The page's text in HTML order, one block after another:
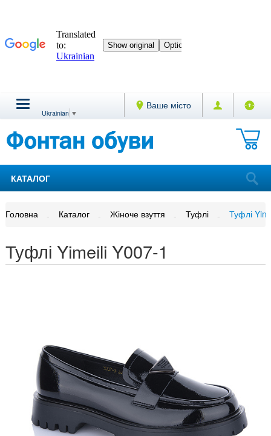
Ваше місто
Ukrainian ▼
КАТАЛОГ
Головна Каталог Жіноче взуття Туфлі Туфлі
Туфлі Yimeili Y007-1